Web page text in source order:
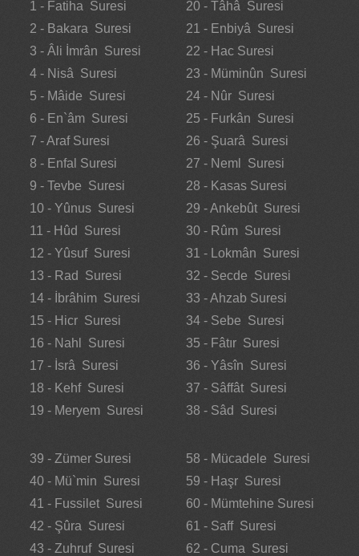
1 - Fatiha Suresi
2 - Bakara Suresi
3 - Âli İmrân Suresi
4 - Nisâ Suresi
5 - Mâide Suresi
6 - En`âm Suresi
7 - Araf Suresi
8 - Enfal Suresi
9 - Tevbe Suresi
10 - Yûnus Suresi
11 - Hûd Suresi
12 - Yûsuf Suresi
13 - Rad Suresi
14 - İbrâhim Suresi
15 - Hicr Suresi
16 - Nahl Suresi
17 - İsrâ Suresi
18 - Kehf Suresi
19 - Meryem Suresi
20 - Tâhâ Suresi
21 - Enbiyâ Suresi
22 - Hac Suresi
23 - Müminûn Suresi
24 - Nûr Suresi
25 - Furkân Suresi
26 - Şuarâ Suresi
27 - Neml Suresi
28 - Kasas Suresi
29 - Ankebût Suresi
30 - Rûm Suresi
31 - Lokmân Suresi
32 - Secde Suresi
33 - Ahzab Suresi
34 - Sebe Suresi
35 - Fâtır Suresi
36 - Yâsîn Suresi
37 - Sâffât Suresi
38 - Sâd Suresi
39 - Zümer Suresi
40 - Mü`min Suresi
41 - Fussilet Suresi
42 - Şûra Suresi
43 - Zuhruf Suresi
58 - Mücadele Suresi
59 - Haşr Suresi
60 - Mümtehine Suresi
61 - Saff Suresi
62 - Cuma Suresi